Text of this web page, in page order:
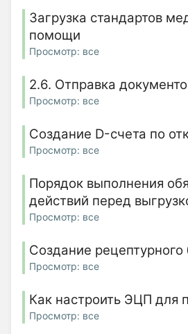
Загрузка стандартов
помощи
Просмотр: все
2.6. Отправка
Просмотр: все
Создание D-счета по
Просмотр: все
Порядок выполнения
действий перед
Просмотр: все
Создание
Просмотр: все
Как настроить ЭЦП для
Просмотр: все